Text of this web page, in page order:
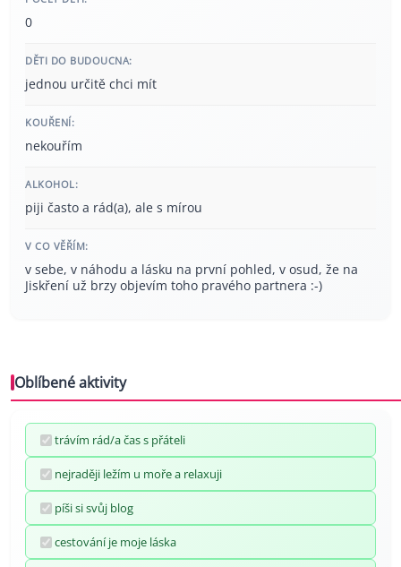
0
DĚTI DO BUDOUCNA:
jednou určitě chci mít
KOUŘENÍ:
nekouřím
ALKOHOL:
piji často a rád(a), ale s mírou
V CO VĚŘÍM:
v sebe, v náhodu a lásku na první pohled, v osud, že na
Jiskření už brzy objevím toho pravého partnera :-)
Oblíbené aktivity
trávím rád/a čas s přáteli
nejraději ležím u moře a relaxuji
píši si svůj blog
cestování je moje láska